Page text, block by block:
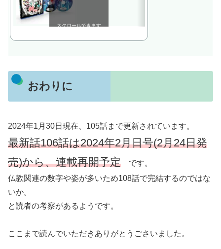
スクロールできます
おわりに
2024年1月30日現在、105話まで更新されています。
最新話106話は2024年2月日号(2月24日発
売)から、連載再開予定 です。
仏教関連の数字や姿が多いため108話で完結するのではな
いか。
と読者の考察があるようです。
ここまで読んでいただきありがとうごさいました。